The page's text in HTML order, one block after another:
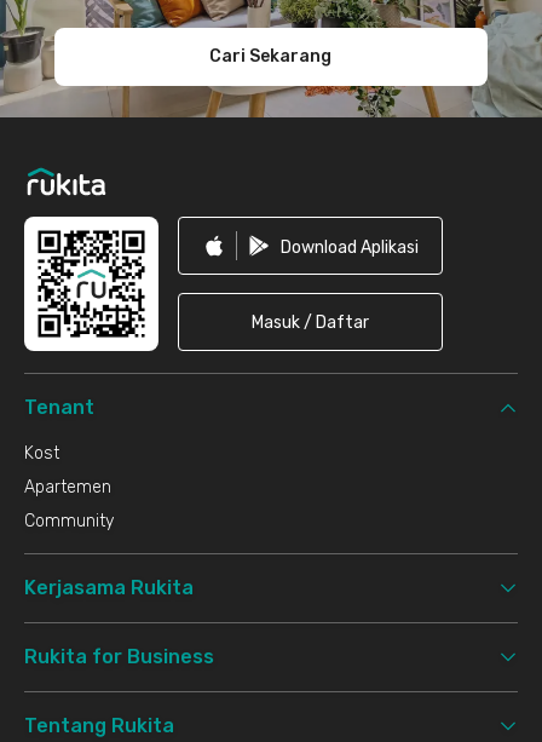
Cari Sekarang
Download Aplikasi
Masuk / Daftar
Tenant
Kost
Apartemen
Community
Kerjasama Rukita
Rukita for Business
Tentang Rukita